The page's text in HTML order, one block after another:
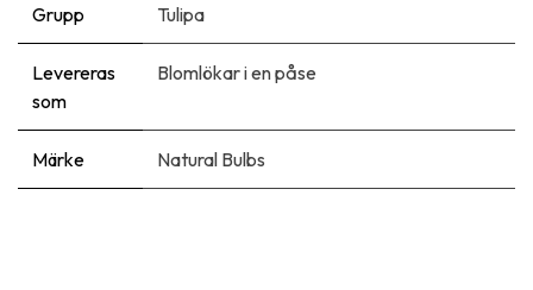
Grupp Tulipa
Levereras
som
Blomlökar i en påse
Märke Natural Bulbs